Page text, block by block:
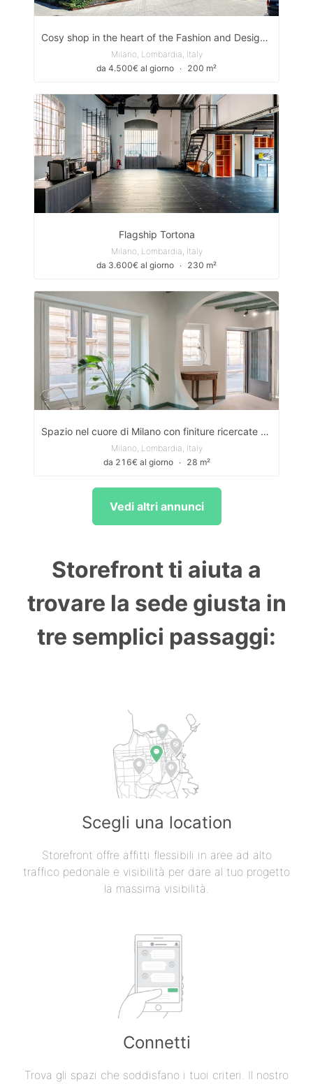
Cosy shop in the heart of the Fashion and Design district
Milano, Lombardia, Italy
da 4.500€ al giorno ∙ 200 m²
Flagship Tortona
Milano, Lombardia, Italy
da 3.600€ al giorno ∙ 230 m²
Spazio nel cuore di Milano con finiture ricercate - ideal for brands, pop-ups, and events
Milano, Lombardia, Italy
da 216€ al giorno
∙ 28 m²
Vedi altri annunci
Storefront ti aiuta a
trovare la sede giusta in
tre semplici passaggi:
Scegli una location
Storefront offre affitti flessibili in aree ad alto
traffico pedonale e visibilità per dare al tuo progetto
la massima visibilità.
Connetti
Trova gli spazi che soddisfano i tuoi criteri. Il nostro